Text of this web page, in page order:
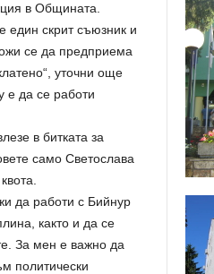
в Общината.
един скрит съюзник и
се да предприема
уточни още
е да се работи
в битката за
само Светослава
да работи с Бийнур
както и да се
За мен е важно да
политически